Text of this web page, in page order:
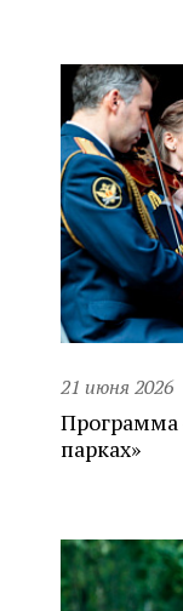
21 июня 2026
Программа
парках»